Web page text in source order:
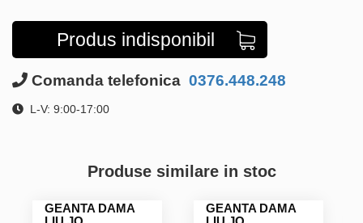
Produs indisponibil
Comanda telefonica 0376.448.248
L-V: 9:00-17:00
Produse similare in stoc
GEANTA DAMA
GEANTA DAMA